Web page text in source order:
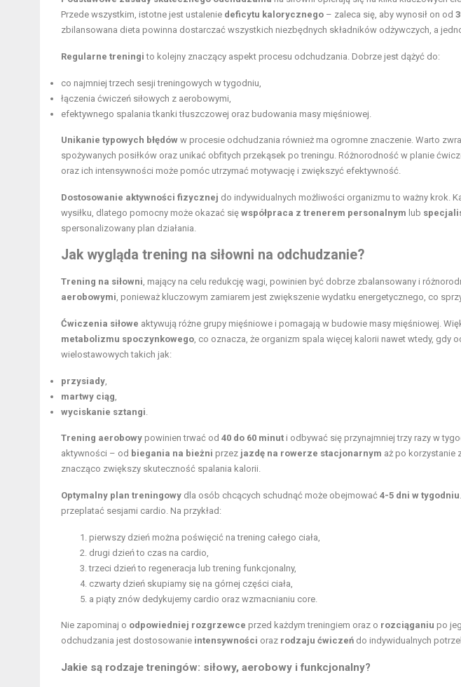
Przede wszystkim, istotne jest ustalenie deficytu kalorycznego – zaleca się, aby wynosił on od
zbilansowana dieta powinna dostarczać wszystkich niezbędnych składników odżywczych, a
Regularne treningi to kolejny znaczący aspekt procesu odchudzania. Dobrze jest dążyć do:
co najmniej trzech sesji treningowych w tygodniu,
łączenia ćwiczeń siłowych z aerobowymi,
efektywnego spalania tkanki tłuszczowej oraz budowania masy mięśniowej.
Unikanie typowych błędów w procesie odchudzania również ma ogromne znaczenie. Warto
spożywanych posiłków oraz unikać obfitych przekąsek po treningu. Różnorodność w planie
oraz ich intensywności może pomóc utrzymać motywację i zwiększyć efektywność.
Dostosowanie aktywności fizycznej do indywidualnych możliwości organizmu to ważny krok.
wysiłku, dlatego pomocny może okazać się współpraca z trenerem personalnym lub
spersonalizowany plan działania.
Jak wygląda trening na siłowni na odchudzanie?
Trening na siłowni, mający na celu redukcję wagi, powinien być dobrze zbalansowany i
aerobowymi, ponieważ kluczowym zamiarem jest zwiększenie wydatku energetycznego, co
Ćwiczenia siłowe aktywują różne grupy mięśniowe i pomagają w budowie masy mięśniowej.
metabolizmu spoczynkowego, co oznacza, że organizm spala więcej kalorii nawet wtedy, gdy
wielostawowych takich jak:
przysiady,
martwy ciąg,
wyciskanie sztangi.
Trening aerobowy powinien trwać od 40 do 60 minut i odbywać się przynajmniej trzy razy w
aktywności – od biegania na bieżni przez jazdę na rowerze stacjonarnym aż po korzystanie
znacząco zwiększy skuteczność spalania kalorii.
Optymalny plan treningowy dla osób chcących schudnąć może obejmować 4-5 dni w tygodniu
przeplatać sesjami cardio. Na przykład:
pierwszy dzień można poświęcić na trening całego ciała,
drugi dzień to czas na cardio,
trzeci dzień to regeneracja lub trening funkcjonalny,
czwarty dzień skupiamy się na górnej części ciała,
a piąty znów dedykujemy cardio oraz wzmacnianiu core.
Nie zapominaj o odpowiedniej rozgrzewce przed każdym treningiem oraz o rozciąganiu po
odchudzania jest dostosowanie intensywności oraz rodzaju ćwiczeń do indywidualnych
Jakie są rodzaje treningów: siłowy, aerobowy i funkcjonalny?